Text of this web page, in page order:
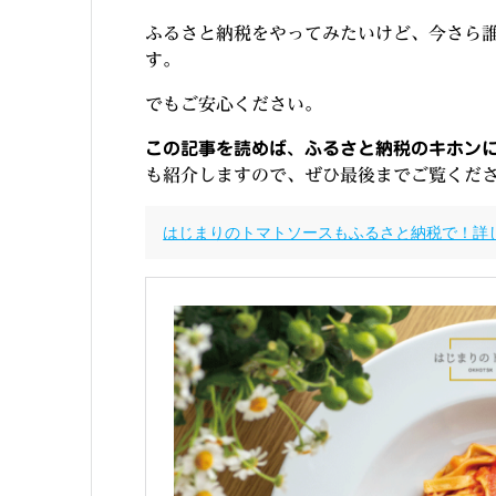
ふるさと納税をやってみたいけど、今さ
す。
でもご安心ください。
この記事を読めば、ふるさと納税のキホン
も紹介しますので、ぜひ最後までご覧くだ
はじまりのトマトソースもふるさと納税で！詳